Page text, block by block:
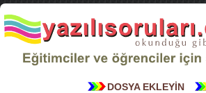
DOSYA EKLEYİN